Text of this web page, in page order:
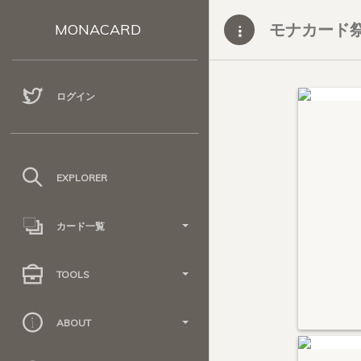
MONACARD
ログイン
EXPLORER
カード一覧
TOOLS
ABOUT
モナカード